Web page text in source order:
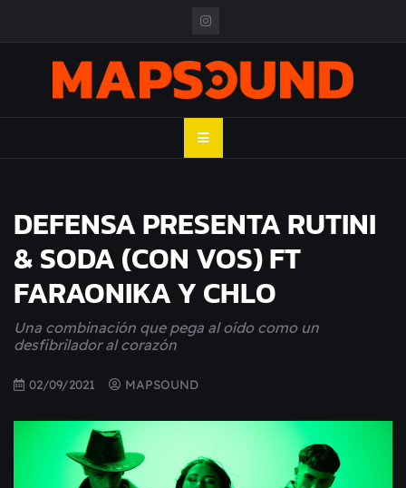
MAPSOUND
DEFENSA PRESENTA RUTINI
& SODA (CON VOS) FT
FARAONIKA Y CHLO
Una combinación que pega al oído como un
desfibrilador al corazón
02/09/2021 MAPSOUND